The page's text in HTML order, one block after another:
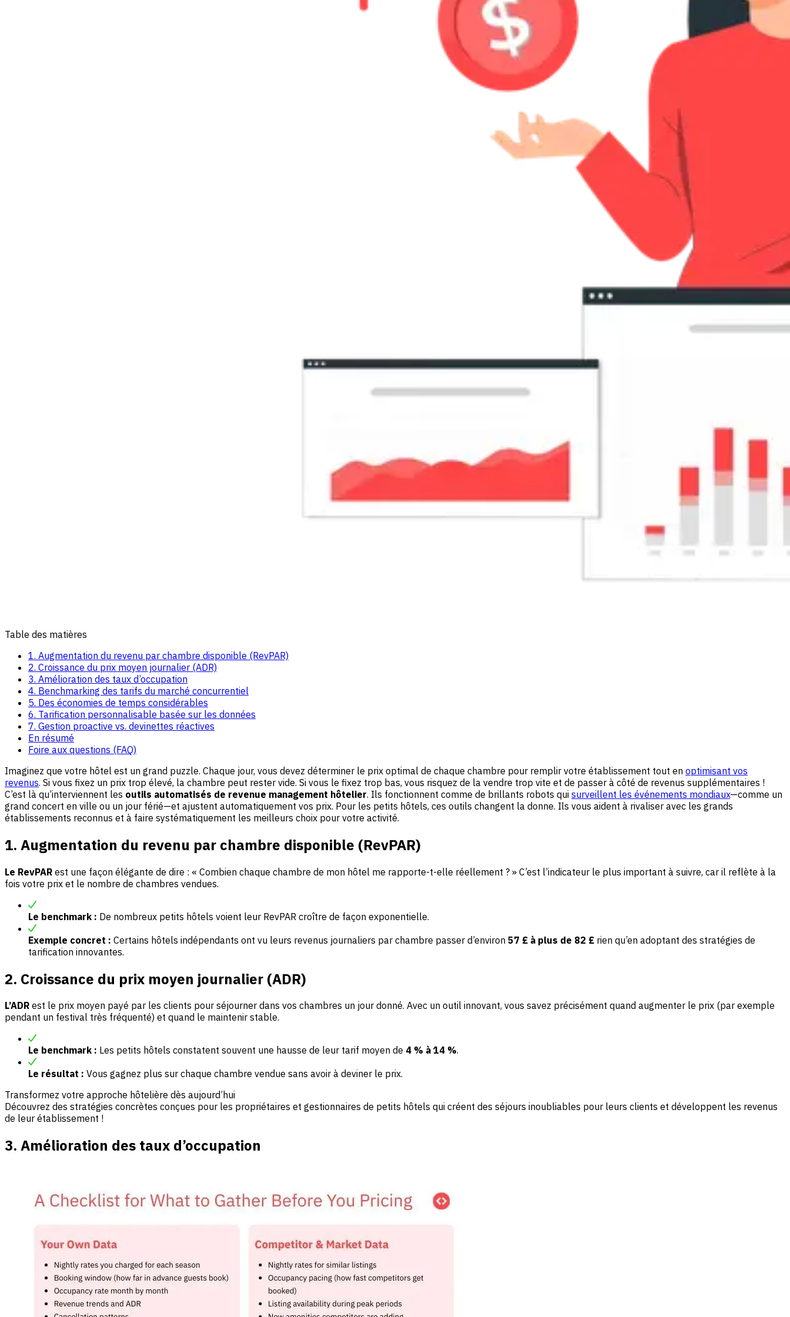
Table des matières
1. Augmentation du revenu par chambre disponible (RevPAR)
2. Croissance du prix moyen journalier (ADR)
3. Amélioration des taux d’occupation
4. Benchmarking des tarifs du marché concurrentiel
5. Des économies de temps considérables
6. Tarification personnalisable basée sur les données
7. Gestion proactive vs. devinettes réactives
En résumé
Foire aux questions (FAQ)
Imaginez que votre hôtel est un grand puzzle. Chaque jour, vous devez déterminer le prix optimal de chaque chambre pour remplir votre établissement tout en optimisant vos
revenus. Si vous fixez un prix trop élevé, la chambre peut rester vide. Si vous le fixez trop bas, vous risquez de la vendre trop vite et de passer à côté de revenus supplémentaires !
C’est là qu’interviennent les outils automatisés de revenue management hôtelier. Ils fonctionnent comme de brillants robots qui surveillent les événements mondiaux—comme un
grand concert en ville ou un jour férié—et ajustent automatiquement vos prix. Pour les petits hôtels, ces outils changent la donne. Ils vous aident à rivaliser avec les grands
établissements reconnus et à faire systématiquement les meilleurs choix pour votre activité.
1. Augmentation du revenu par chambre disponible (RevPAR)
Le RevPAR est une façon élégante de dire : « Combien chaque chambre de mon hôtel me rapporte-t-elle réellement ? » C’est l’indicateur le plus important à suivre, car il reflète à la
fois votre prix et le nombre de chambres vendues.
Le benchmark : De nombreux petits hôtels voient leur RevPAR croître de façon exponentielle.
Exemple concret : Certains hôtels indépendants ont vu leurs revenus journaliers par chambre passer d’environ 57 £ à plus de 82 £ rien qu’en adoptant des stratégies de
tarification innovantes.
2. Croissance du prix moyen journalier (ADR)
L’ADR est le prix moyen payé par les clients pour séjourner dans vos chambres un jour donné. Avec un outil innovant, vous savez précisément quand augmenter le prix (par exemple
pendant un festival très fréquenté) et quand le maintenir stable.
Le benchmark : Les petits hôtels constatent souvent une hausse de leur tarif moyen de 4 % à 14 %.
Le résultat : Vous gagnez plus sur chaque chambre vendue sans avoir à deviner le prix.
Transformez votre approche hôtelière dès aujourd’hui
Découvrez des stratégies concrètes conçues pour les propriétaires et gestionnaires de petits hôtels qui créent des séjours inoubliables pour leurs clients et développent les revenus
de leur établissement !
3. Amélioration des taux d’occupation